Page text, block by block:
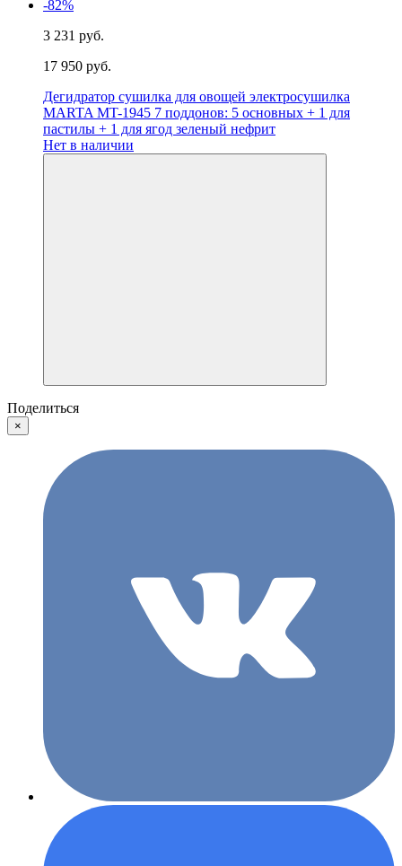
-82%
3 231 руб.
17 950 руб.
Дегидратор сушилка для овощей электросушилка
MARTA MT-1945 7 поддонов: 5 основных + 1 для
пастилы + 1 для ягод зеленый нефрит
Нет в наличии
Поделиться
×